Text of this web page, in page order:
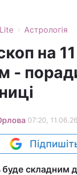
Lite › Астрологія
на
-
07:20, 11.06.26
складним